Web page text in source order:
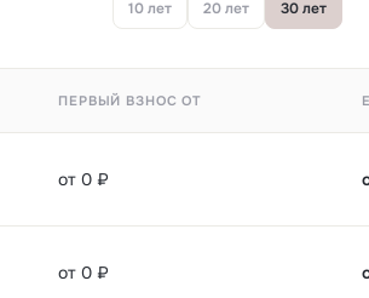
10 лет 20 лет 30 лет
ПЕРВЫЙ ВЗНОС ОТ
от 0 ₽
от 0 ₽